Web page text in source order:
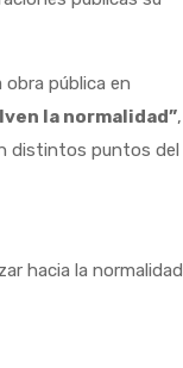
pública en
la normalidad”,
distintos puntos del
hacia la normalidad